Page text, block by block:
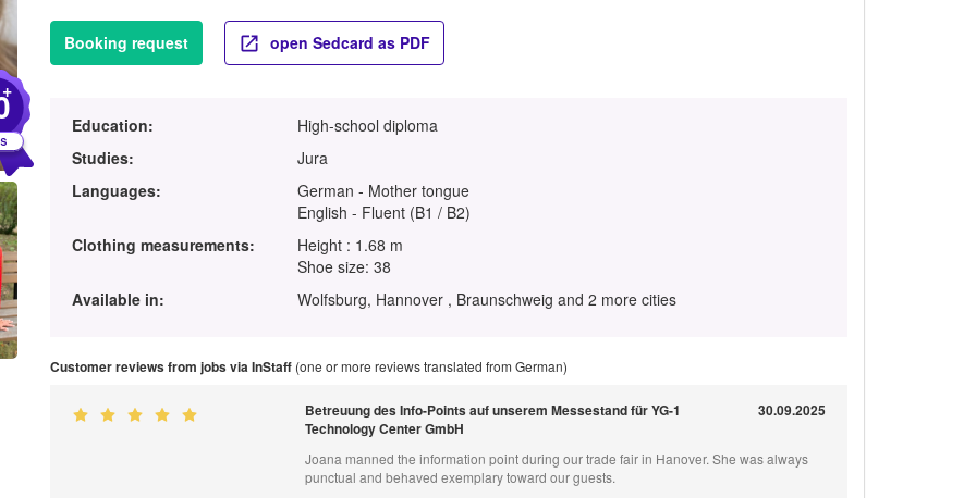
+
Booking request open Sedcard as PDF
Education:
High-school diploma
Studies:
Jura
Languages:
German - Mother tongue
English - Fluent (B1 / B2)
Clothing measurements:
Height : 1.68 m
Shoe size: 38
Available in:
Wolfsburg, Hannover , Braunschweig and 2 more cities
Customer reviews from jobs via InStaff(one or more reviews translated from German)
Betreuung des Info-Points auf unserem Messestand für YG-1
Technology Center GmbH
30.09.2025
Joana manned the information point during our trade fair in Hanover. She was always
punctual and behaved exemplary toward our guests.